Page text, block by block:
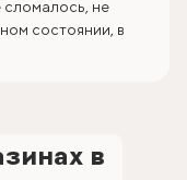
сломалось, не
состоянии, в
в